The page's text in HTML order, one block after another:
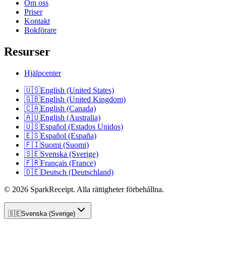
Om oss
Priser
Kontakt
Bokförare
Resurser
Hjälpcenter
🇺🇸English (United States)
🇬🇧English (United Kingdom)
🇨🇦English (Canada)
🇦🇺English (Australia)
🇺🇸Español (Estados Unidos)
🇪🇸Español (España)
🇫🇮Suomi (Suomi)
🇸🇪Svenska (Sverige)
🇫🇷Français (France)
🇩🇪Deutsch (Deutschland)
© 2026 SparkReceipt. Alla rättigheter förbehållna.
🇸🇪Svenska (Sverige)